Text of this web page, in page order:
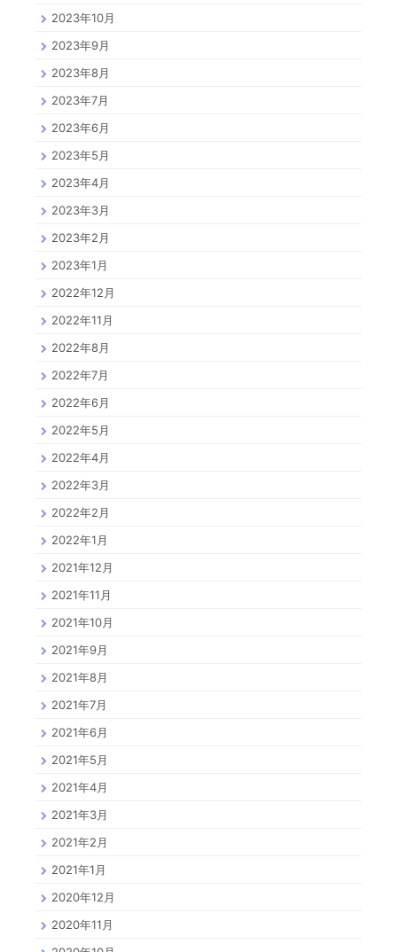
2023年10月
2023年9月
2023年8月
2023年7月
2023年6月
2023年5月
2023年4月
2023年3月
2023年2月
2023年1月
2022年12月
2022年11月
2022年8月
2022年7月
2022年6月
2022年5月
2022年4月
2022年3月
2022年2月
2022年1月
2021年12月
2021年11月
2021年10月
2021年9月
2021年8月
2021年7月
2021年6月
2021年5月
2021年4月
2021年3月
2021年2月
2021年1月
2020年12月
2020年11月